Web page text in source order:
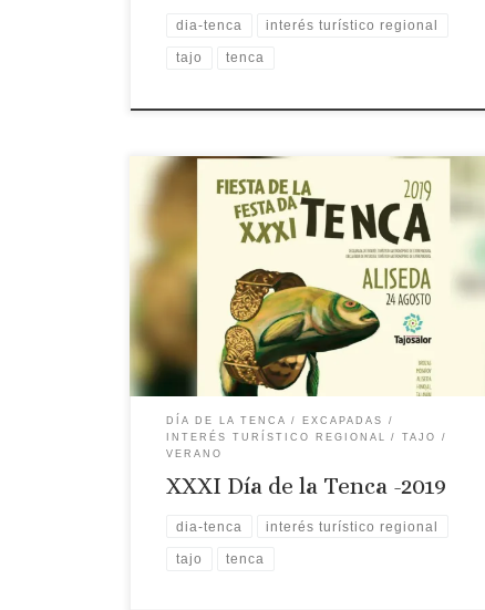
dia-tenca interés turístico regional
tajo tenca
Fecha: 24 de agosto Lugar: Aliseda Programa:
La Fiesta de la Tenca, declarada de Interés
Turístico Gastronómico de Extremadura, se
celebrará este año en Aliseda próximo 24 de
agosto. Aquí tendrás toda la información sobre la
edición de este año: programa de actividades,
participación en actividades, concursos, etc.
VIERNES 23 DE […]
DÍA DE LA TENCA
EXCAPADAS
INTERÉS TURÍSTICO REGIONAL
TAJO
VERANO
XXXI Día de la Tenca -2019
dia-tenca interés turístico regional
tajo tenca